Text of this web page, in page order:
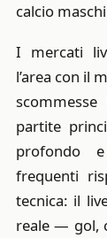
calcio
I mercati
l’area con il
partite
profondo
frequenti
tecnica: il
reale — gol,